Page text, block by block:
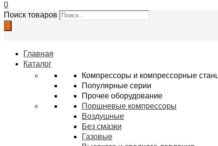
0
Поиск товаров
Главная
Каталог
Компрессоры и компрессорные
Популярные серии
Прочее оборудование
Поршневые компрессоры
Воздушные
Без смазки
Газовые